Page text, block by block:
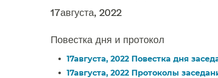
17августа, 2022​​
Повестка дня и протокол​​
17августа, 2022 Повестка дня
17августа, 2022 Протоколы